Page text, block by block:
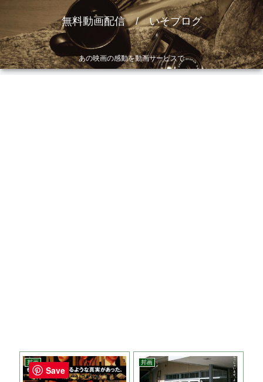
無料動画配信 / いそブログ
あの映画の感動を動画サービスで
邦画 邦画
Save